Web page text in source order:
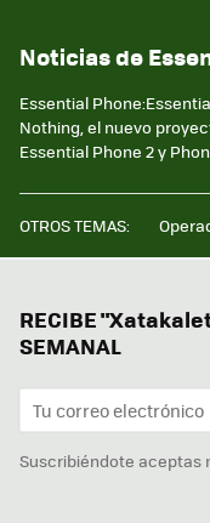
Noticias de
Essential
Nothing, el nuevo
Essential Phone 2 y
OTROS TEMAS:
RECIBE
SEMANAL
Suscribiéndote aceptas